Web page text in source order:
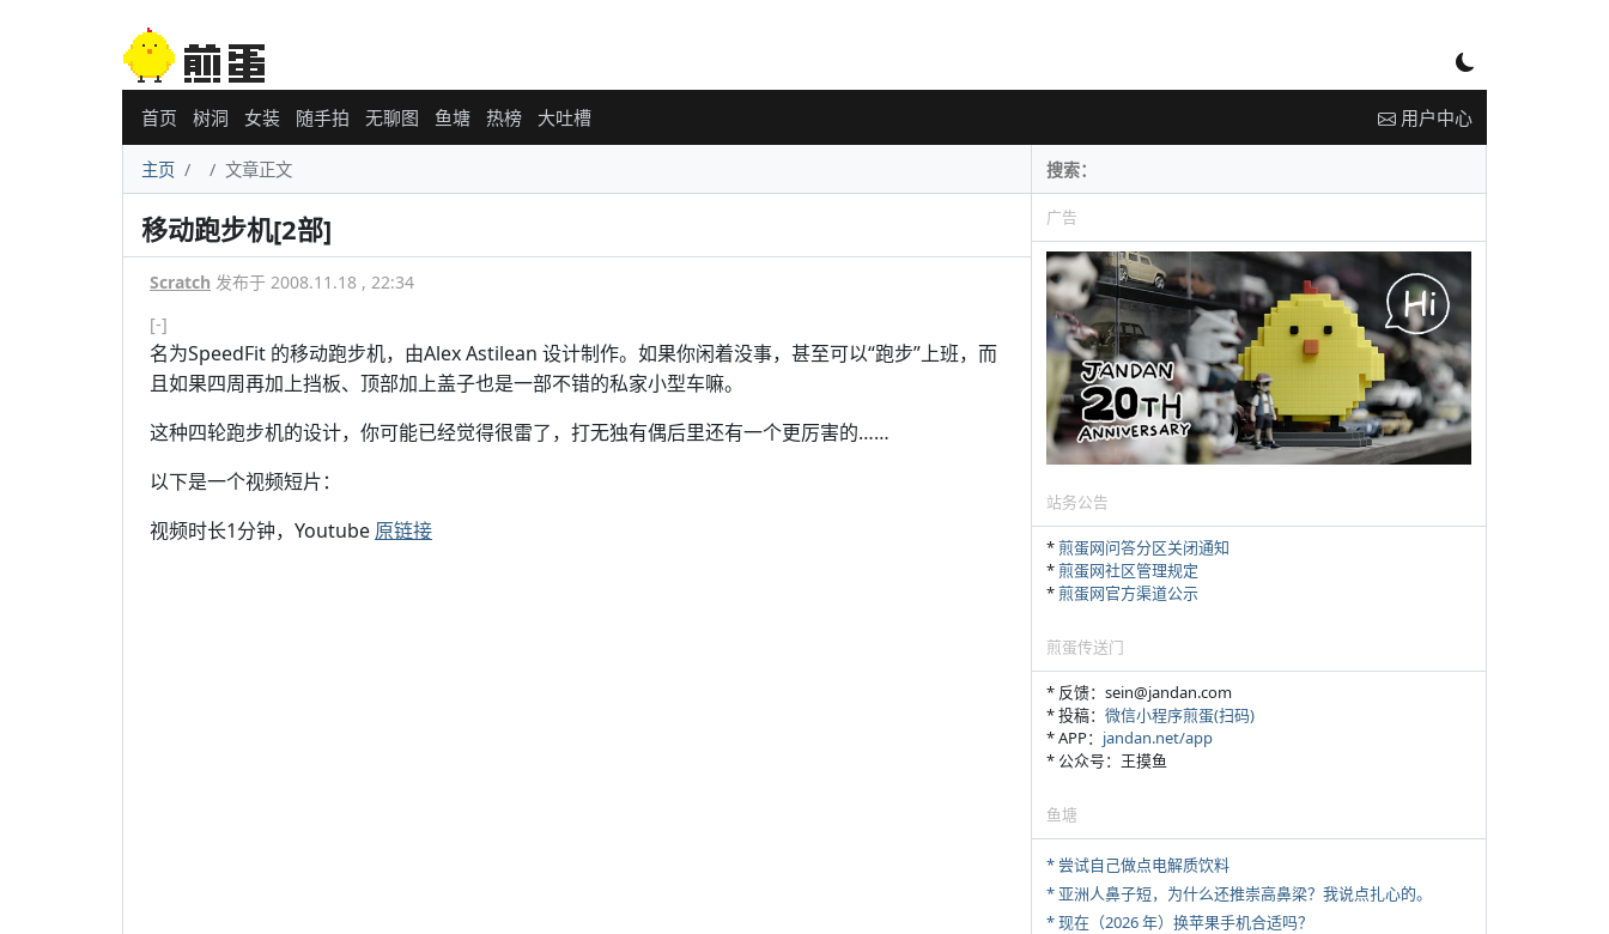
首页 树洞 女装 随手拍 无聊图 鱼塘 热榜 大吐槽 用户中心
主页 文章正文
移动跑步机[2部]
Scratch 发布于 2008.11.18 , 22:34
[-]
名为SpeedFit 的移动跑步机，由Alex Astilean 设计制作。如果你闲着没事，甚至可以“跑步”上班，而
且如果四周再加上挡板、顶部加上盖子也是一部不错的私家小型车嘛。
这种四轮跑步机的设计，你可能已经觉得很雷了，打无独有偶后里还有一个更厉害的……
以下是一个视频短片：
视频时长1分钟，Youtube 原链接
广告
站务公告
*煎蛋网问答分区关闭通知
*煎蛋网社区管理规定
*煎蛋网官方渠道公示
煎蛋传送门
* 反馈：sein@jandan.com
* 投稿： 微信小程序煎蛋(扫码)
* APP： jandan.net/app
* 公众号：王摸鱼
鱼塘
* 尝试自己做点电解质饮料
* 亚洲人鼻子短，为什么还推崇高鼻梁？我说点扎心的。
* 现在（2026 年）换苹果手机合适吗？